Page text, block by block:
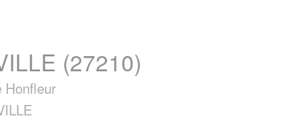
(27210)
Honfleur